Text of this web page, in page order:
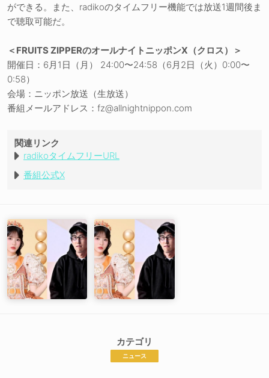
ができる。また、radikoのタイムフリー機能では放送1週間後ま
で聴取可能だ。
＜FRUITS ZIPPERのオールナイトニッポンX（クロス）＞
開催日：6月1日（月） 24:00〜24:58（6月2日（火）0:00〜
0:58）
会場：ニッポン放送（生放送）
番組メールアドレス：fz@allnightnippon.com
関連リンク
radikoタイムフリーURL
番組公式X
カテゴリ
ニュース